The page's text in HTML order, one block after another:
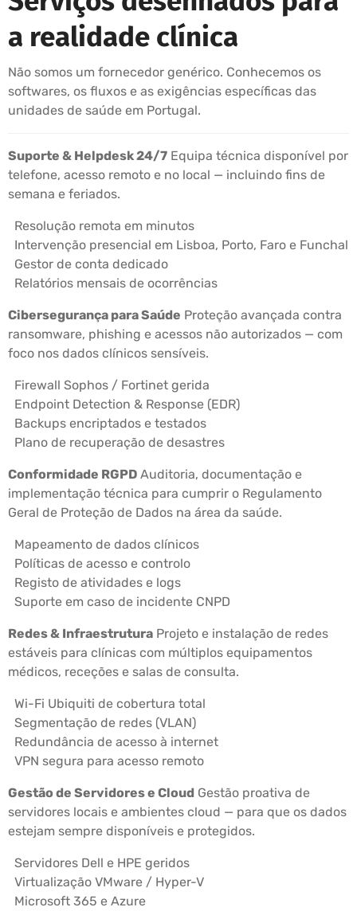
a realidade clínica
Não somos um fornecedor genérico. Conhecemos os
softwares, os fluxos e as exigências específicas das
unidades de saúde em Portugal.
Suporte & Helpdesk 24/7 Equipa técnica disponível por
telefone, acesso remoto e no local — incluindo fins de
semana e feriados.
Resolução remota em minutos
Intervenção presencial em Lisboa, Porto, Faro e Funchal
Gestor de conta dedicado
Relatórios mensais de ocorrências
Cibersegurança para Saúde Proteção avançada contra
ransomware, phishing e acessos não autorizados — com
foco nos dados clínicos sensíveis.
Firewall Sophos / Fortinet gerida
Endpoint Detection & Response (EDR)
Backups encriptados e testados
Plano de recuperação de desastres
Conformidade RGPD Auditoria, documentação e
implementação técnica para cumprir o Regulamento
Geral de Proteção de Dados na área da saúde.
Mapeamento de dados clínicos
Políticas de acesso e controlo
Registo de atividades e logs
Suporte em caso de incidente CNPD
Redes & Infraestrutura Projeto e instalação de redes
estáveis para clínicas com múltiplos equipamentos
médicos, receções e salas de consulta.
Wi-Fi Ubiquiti de cobertura total
Segmentação de redes (VLAN)
Redundância de acesso à internet
VPN segura para acesso remoto
Gestão de Servidores e Cloud Gestão proativa de
servidores locais e ambientes cloud — para que os dados
estejam sempre disponíveis e protegidos.
Servidores Dell e HPE geridos
Virtualização VMware / Hyper-V
Microsoft 365 e Azure